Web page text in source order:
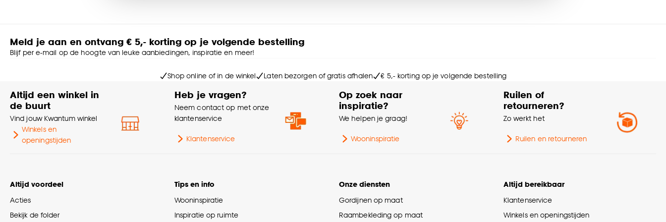
Doorsnede 40 CM
24 maanden
MDF frame, foam en
Meld je aan en ontvang € 5,- korting op je volgende bestelling
Blijf per e-mail op de hoogte van leuke aanbiedingen, inspiratie en meer!
Shop online of in de winkel Laten bezorgen of gratis afhalen € 5,- korting op je volgende bestelling
Altijd een winkel in
de buurt
Vind jouw Kwantum winkel
Winkels en
openingstijden
Heb je vragen?
Neem contact op met onze
klantenservice
Klantenservice
Op zoek naar
inspiratie?
We helpen je graag!
Wooninspiratie
Ruilen of
retourneren?
Zo werkt het
Ruilen en retourneren
Altijd voordeel
Acties
Bekijk de folder
Tips en info
Wooninspiratie
Inspiratie op ruimte
Onze diensten
Gordijnen op maat
Raambekleding op maat
Altijd bereikbaar
Klantenservice
Winkels en openingstijden